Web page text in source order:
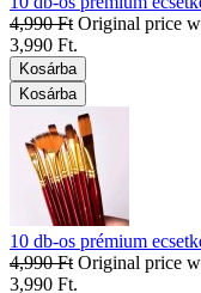
4,990Ft Original price
3,990 Ft.
Kosárba
Kosárba
10 db-os prémium
4,990Ft Original price
3,990 Ft.